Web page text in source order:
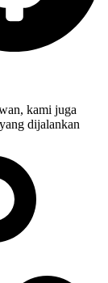
kami juga
dijalankan